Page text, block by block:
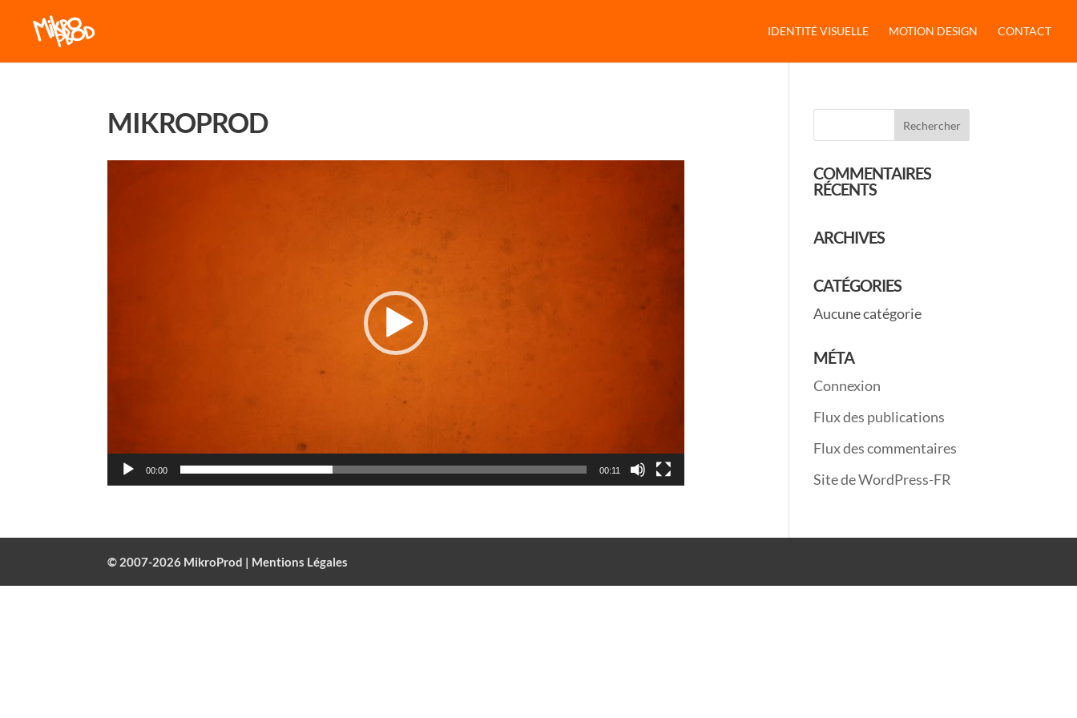
IDENTITÉ VISUELLE MOTION DESIGN CONTACT
MIKROPROD
00:00 00:11
COMMENTAIRES
RÉCENTS
ARCHIVES
CATÉGORIES
Aucune catégorie
MÉTA
Connexion
Flux des publications
Flux des commentaires
Site de WordPress-FR
© 2007-2026 MikroProd | Mentions Légales